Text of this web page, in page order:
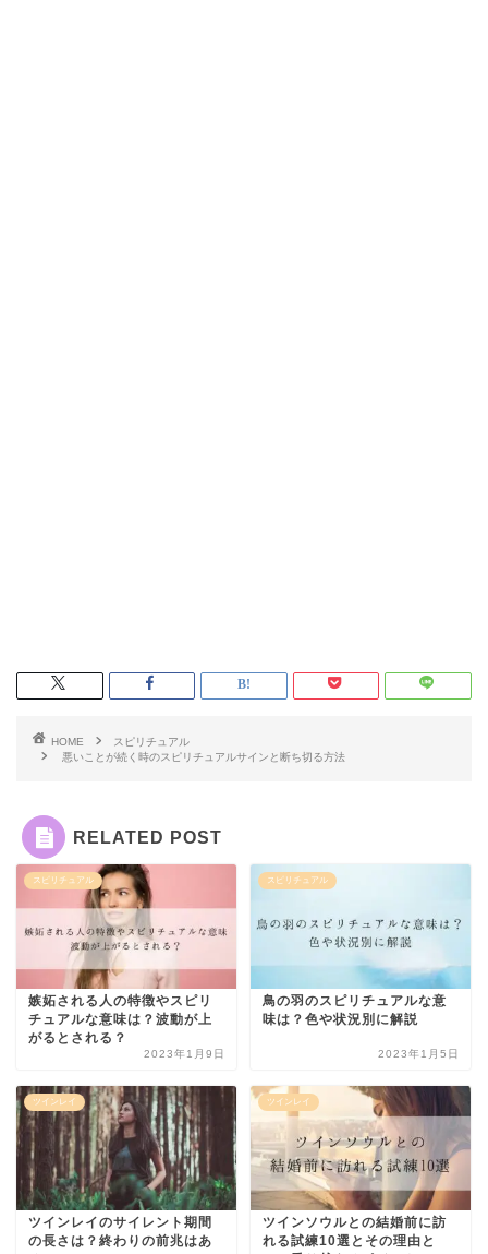
HOME
スピリチュアル
悪いことが続く時のスピリチュアルサインと断ち切る方法
RELATED POST
スピリチュアル
嫉妬される人の特徴やスピリ
チュアルな意味は？波動が上
がるとされる？
2023年1月9日
スピリチュアル
鳥の羽のスピリチュアルな意
味は？色や状況別に解説
2023年1月5日
ツインレイ
ツインレイのサイレント期間
の長さは？終わりの前兆はあ
ツインレイ
ツインソウルとの結婚前に訪
れる試練10選とその理由と